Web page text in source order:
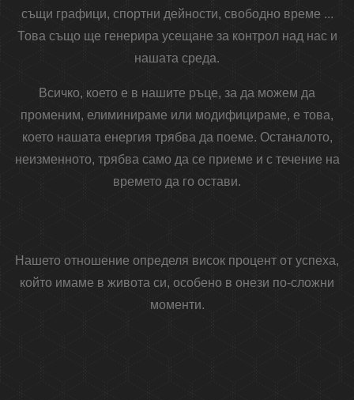
същи графици, спортни дейности, свободно време ...
Това също ще генерира усещане за контрол над нас и
нашата среда.
Всичко, което е в нашите ръце, за да можем да
променим, елиминираме или модифицираме, е това,
което нашата енергия трябва да поеме. Останалото,
неизменното, трябва само да се приеме и с течение на
времето да го остави.
Нашето отношение определя висок процент от успеха,
който имаме в живота си, особено в онези по-сложни
моменти.